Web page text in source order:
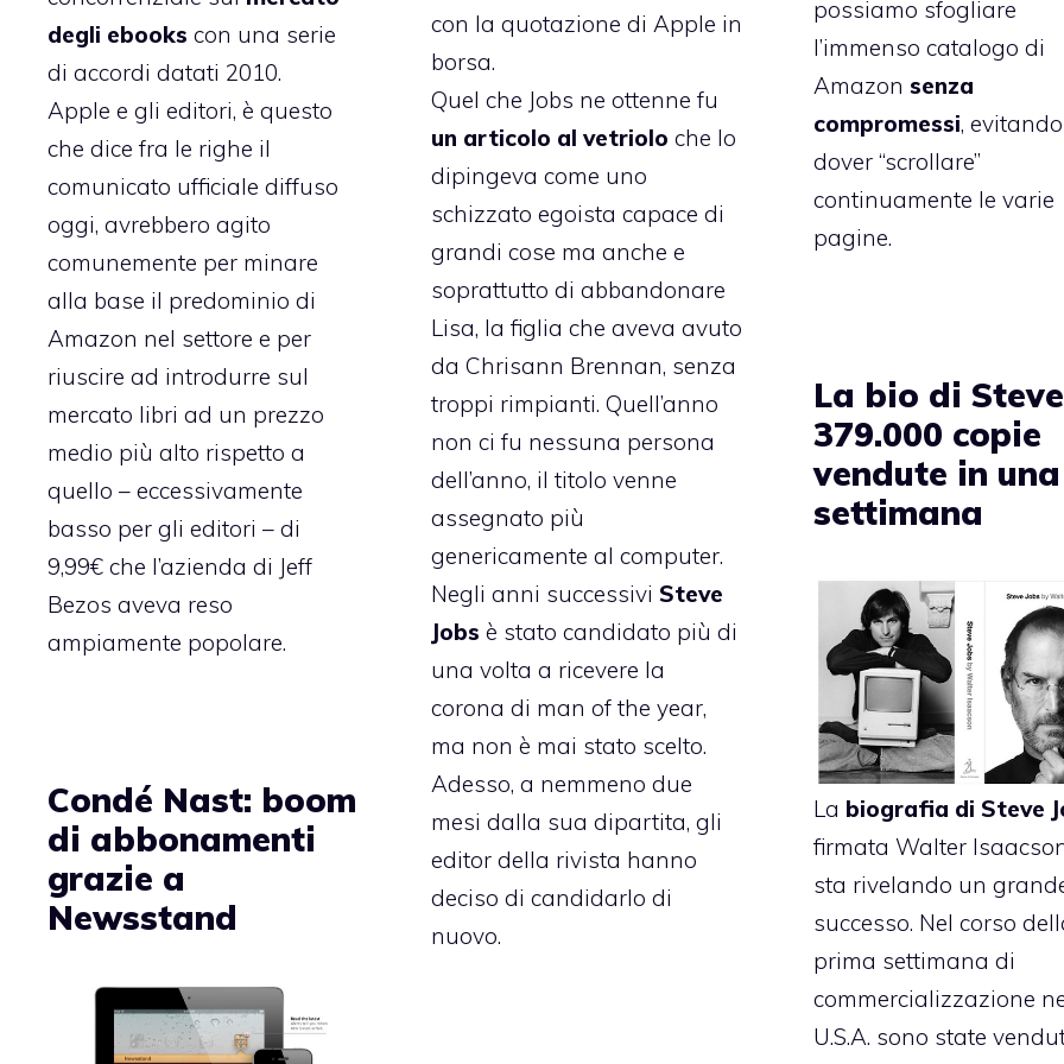
possiamo sfogliare
l’immenso catalogo di
Amazonsenza
compromessi,
dover “scrollare”
continuamente le varie
pagine.
degli ebooks con una serie
di accordi datati 2010.
Apple e gli editori, è questo
che dice fra le righe il
comunicato ufficiale diffuso
oggi, avrebbero agito
comunemente per minare
alla base il predominio di
Amazon nel settore e per
riuscire ad introdurre sul
mercato libri ad un prezzo
medio più alto rispetto a
quello – eccessivamente
basso per gli editori – di
9,99€ che l’azienda di Jeff
Bezos aveva reso
ampiamente popolare.
con la quotazione di Apple in
borsa.
Quel che Jobs ne ottenne fu
un articolo al vetriolo che lo
dipingeva come uno
schizzato egoista capace di
grandi cose ma anche e
soprattutto di abbandonare
Lisa, la figlia che aveva avuto
da Chrisann Brennan, senza
troppi rimpianti. Quell’anno
non ci fu nessuna persona
dell’anno, il titolo venne
assegnato più
genericamente al computer.
Negli anni successivi Steve
Jobs è stato candidato più di
una volta a ricevere la
corona di man of the year,
ma non è mai stato scelto.
Adesso, a nemmeno due
mesi dalla sua dipartita, gli
editor della rivista hanno
deciso di candidarlo di
nuovo.
La bio di
379.000 copie
vendute in una
settimana
La biografia di Steve
firmata Walter
sta rivelando un
successo. Nel corso
prima settimana di
commercializzazione
U.S.A. sono state
Condé Nast: boom
di abbonamenti
grazie a
Newsstand